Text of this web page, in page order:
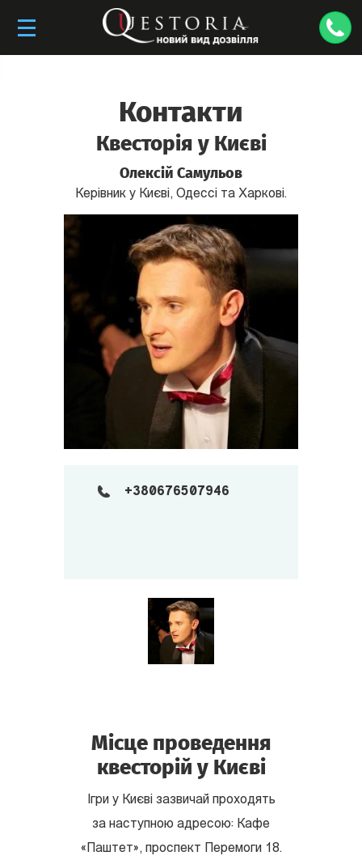
Контакти
Квесторія у Києві
Олексій Самульов
Керівник у Києві, Одессі та Харкові.
+380676507946
Місце проведення
квесторій у Києві
Ігри у Києві зазвичай проходять
за наступною адресою: Кафе
«Паштет», проспект Перемоги 18.